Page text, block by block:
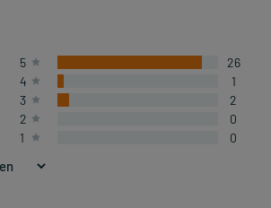
5
26
4
1
3
2
2
0
1
0